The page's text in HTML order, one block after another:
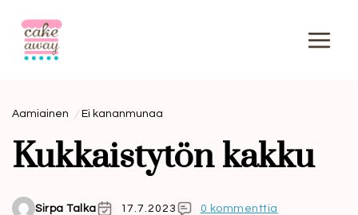
sisältöön
Aamiainen Ei kananmunaa
Kukkaistytön kakku
Sirpa Talka 17.7.2023 0 kommenttia